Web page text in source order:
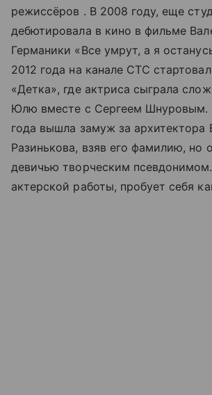
режиссёров . В 2008 году, еще
дебютировала в кино в фильме
Германики «Все умрут, а я
2012 года на канале СТС
«Детка», где актриса сыграла
Юлю вместе с Сергеем Шнуровым.
года вышла замуж за архитектора
Разинькова, взяв его фамилию, но
девичью творческим
актерской работы, пробует себя